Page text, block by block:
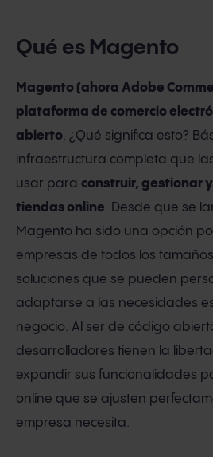
Qué es Magento
Magento (ahora Adobe
plataforma de comercio
abierto. ¿Qué significa esto?
infraestructura completa que
usar para construir, gestionar
tiendas online. Desde que se
Magento ha sido una opción
empresas de todos los
soluciones que se pueden
adaptarse a las necesidades
negocio. Al ser de código
desarrolladores tienen la
expandir sus funcionalidades
online que se ajusten
empresa necesita.